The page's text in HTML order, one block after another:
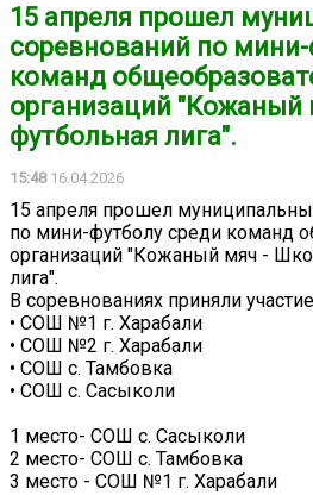
15 апреля прошел
соревнований по мини-
команд
организаций "Кожаный
футбольная лига".
15:4816.04.2026
15 апреля прошел
по мини-футболу среди команд
организаций "Кожаный мяч -
лига".
В соревнованиях приняли
• СОШ №1 г. Харабали
• СОШ №2 г. Харабали
• СОШ с. Тамбовка
• СОШ с. Сасыколи
1 место- СОШ с. Сасыколи
2 место- СОШ с. Тамбовка
3 место - СОШ №1 г. Харабали